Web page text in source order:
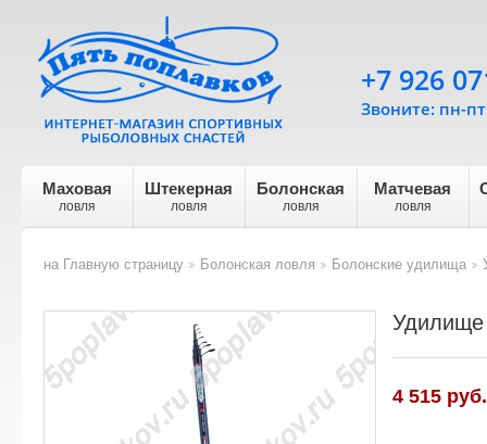
Маховая
ловля
Штекерная
ловля
Болонская
ловля
Матчевая
ловля
+7 926
Звоните: пн-
на Главную страницу
Болонская ловля
Болонские удилища
Удилище
4 515 руб.